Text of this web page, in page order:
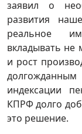
заявил о
развития
реальное
вкладывать не
и рост
долгожданным
индексации
КПРФ долго
это решение.